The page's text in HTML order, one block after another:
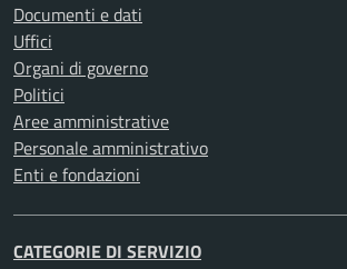
Documenti e dati
Uffici
Organi di governo
Politici
Aree amministrative
Personale amministrativo
Enti e fondazioni
CATEGORIE DI SERVIZIO